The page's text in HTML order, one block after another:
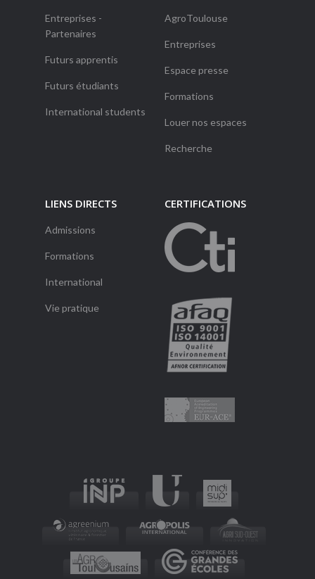
Entreprises -
Partenaires
Futurs apprentis
Futurs étudiants
International students
AgroToulouse
Entreprises
Espace presse
Formations
Louer nos espaces
Recherche
LIENS DIRECTS
Admissions
Formations
International
Vie pratique
CERTIFICATIONS